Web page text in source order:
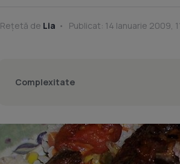
Rețetă de Lia Publicat: 14 Ianuarie 2009,
Complexitate